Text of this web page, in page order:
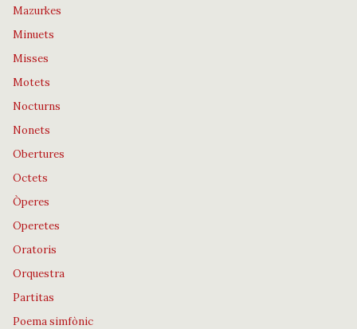
Mazurkes
Minuets
Misses
Motets
Nocturns
Nonets
Obertures
Octets
Òperes
Operetes
Oratoris
Orquestra
Partitas
Poema simfònic